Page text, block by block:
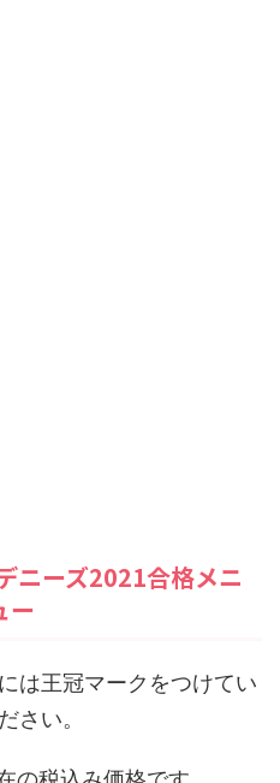
ニーズ2021合格メニ
ー
は王冠マークをつけてい
さい。